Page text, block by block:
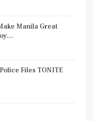
Manila Great
Files TONITE